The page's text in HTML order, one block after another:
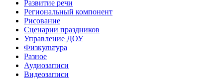
Развитие речи
Региональный компонент
Рисование
Сценарии праздников
Управление ДОУ
Физкультура
Разное
Аудиозаписи
Видеозаписи